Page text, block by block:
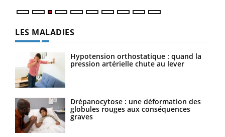
LES MALADIES
Hypotension orthostatique : quand la
pression artérielle chute au lever
Drépanocytose : une déformation des
globules rouges aux conséquences
graves